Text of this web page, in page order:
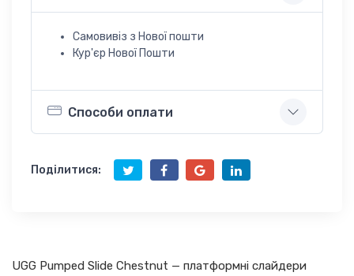
Самовивіз з Нової пошти
Кур'єр Нової Пошти
Способи оплати
Поділитися:
UGG Pumped Slide Chestnut — платформні слайдери